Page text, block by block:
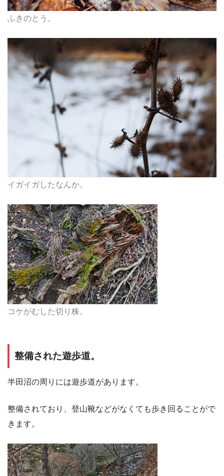
ふきのとう。
イガイガしたなんか。
コケがむした切り株。
整備された遊歩道。
半田沼の周りには遊歩道があります。
整備されており、登山靴などがなくても歩き回ることがで
きます。